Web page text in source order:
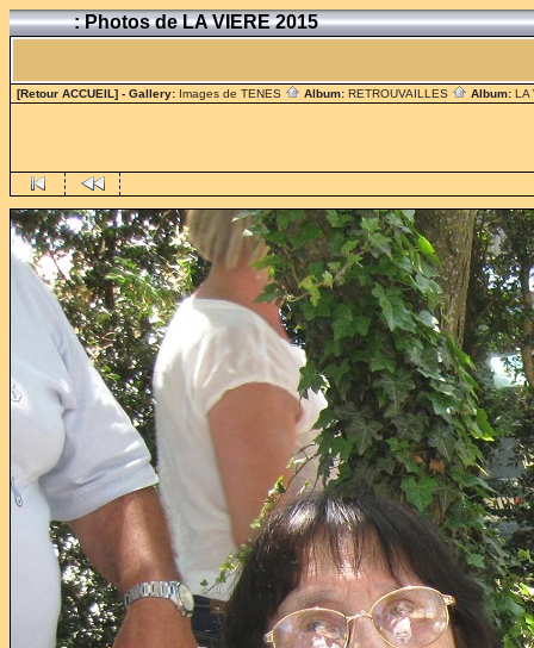
: Photos de LA VIERE 2015
[Retour ACCUEIL] - Gallery: Images de TENES Album: RETROUVAILLES Album: LA